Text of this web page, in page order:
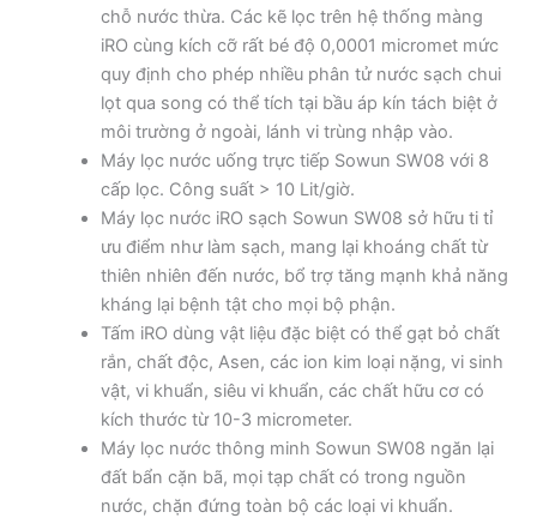
chỗ nước thừa. Các kẽ lọc trên hệ thống màng
iRO cùng kích cỡ rất bé độ 0,0001 micromet mức
quy định cho phép nhiều phân tử nước sạch chui
lọt qua song có thể tích tại bầu áp kín tách biệt ở
môi trường ở ngoài, lánh vi trùng nhập vào.
Máy lọc nước uống trực tiếp Sowun SW08 với 8
cấp lọc. Công suất > 10 Lit/giờ.
Máy lọc nước iRO sạch Sowun SW08 sở hữu ti tỉ
ưu điểm như làm sạch, mang lại khoáng chất từ
thiên nhiên đến nước, bổ trợ tăng mạnh khả năng
kháng lại bệnh tật cho mọi bộ phận.
Tấm iRO dùng vật liệu đặc biệt có thể gạt bỏ chất
rắn, chất độc, Asen, các ion kim loại nặng, vi sinh
vật, vi khuẩn, siêu vi khuẩn, các chất hữu cơ có
kích thước từ 10­-3 micrometer.
Máy lọc nước thông minh Sowun SW08 ngăn lại
đất bẩn cặn bã, mọi tạp chất có trong nguồn
nước, chặn đứng toàn bộ các loại vi khuẩn.